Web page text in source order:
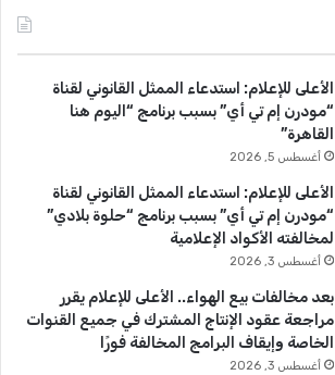
T
u
b
e
ق
ا
م
الأعلى للإعلام: استدعاء الممثل القانوني لقناة
“مودرن إم تي أي” بسبب برنامج “اليوم هنا
القاهرة”
أغسطس 5, 2026
الأعلى للإعلام: استدعاء الممثل القانوني لقناة
“مودرن إم تي أي” بسبب برنامج “حلوة بلادي”
لمخالفته الأكواد الإعلامية
أغسطس 3, 2026
بعد مخالفات بيع الهواء.. الأعلى للإعلام يقرر
مراجعة عقود الإنتاج المشترك في جميع القنوات
الخاصة وإيقاف البرامج المخالفة فورًا
أغسطس 3, 2026